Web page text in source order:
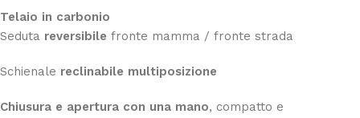
Telaio in carbonio
Seduta reversibile fronte mamma / fronte strada
Schienale reclinabile multiposizione
Chiusura e apertura con una mano, compatto e